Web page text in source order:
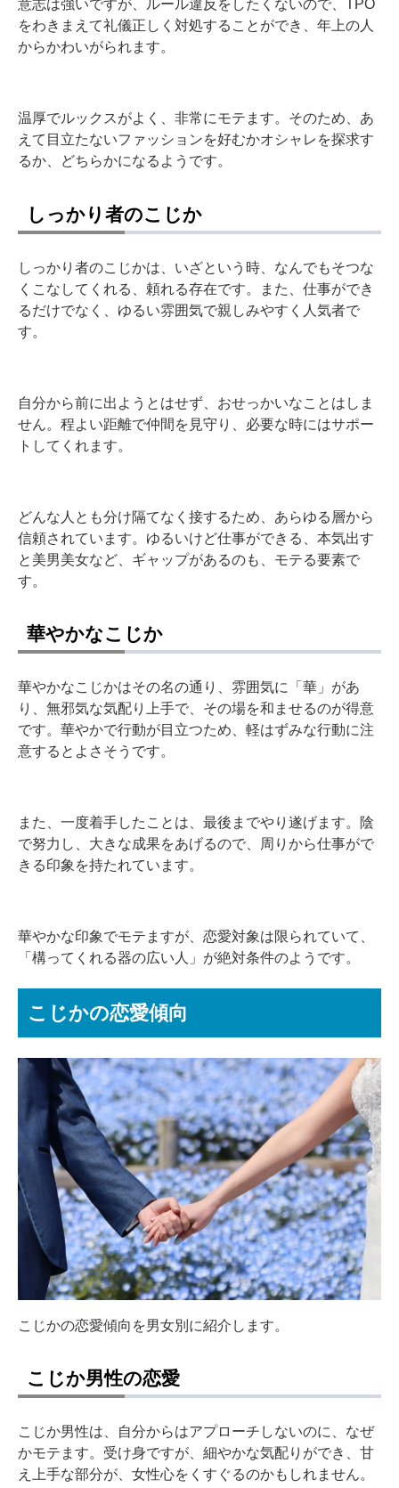
意志は強いですが、ルール違反をしたくないので、TPO
をわきまえて礼儀正しく対処することができ、年上の人
からかわいがられます。
温厚でルックスがよく、非常にモテます。そのため、あ
えて目立たないファッションを好むかオシャレを探求す
るか、どちらかになるようです。
しっかり者のこじか
しっかり者のこじかは、いざという時、なんでもそつな
くこなしてくれる、頼れる存在です。また、仕事ができ
るだけでなく、ゆるい雰囲気で親しみやすく人気者で
す。
自分から前に出ようとはせず、おせっかいなことはしま
せん。程よい距離で仲間を見守り、必要な時にはサポー
トしてくれます。
どんな人とも分け隔てなく接するため、あらゆる層から
信頼されています。ゆるいけど仕事ができる、本気出す
と美男美女など、ギャップがあるのも、モテる要素で
す。
華やかなこじか
華やかなこじかはその名の通り、雰囲気に「華」があ
り、無邪気な気配り上手で、その場を和ませるのが得意
です。華やかで行動が目立つため、軽はずみな行動に注
意するとよさそうです。
また、一度着手したことは、最後までやり遂げます。陰
で努力し、大きな成果をあげるので、周りから仕事がで
きる印象を持たれています。
華やかな印象でモテますが、恋愛対象は限られていて、
「構ってくれる器の広い人」が絶対条件のようです。
こじかの恋愛傾向
こじかの恋愛傾向を男女別に紹介します。
こじか男性の恋愛
こじか男性は、自分からはアプローチしないのに、なぜ
かモテます。受け身ですが、細やかな気配りができ、甘
え上手な部分が、女性心をくすぐるのかもしれません。